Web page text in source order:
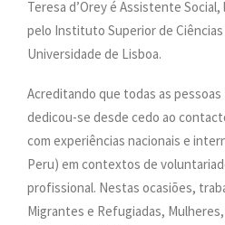
PESQUISAR
ONDE ESTAMOS
Teresa d’Orey é Assistente
pelo Instituto Superior de Ciências
Universidade de Lisboa.
Acreditando que todas as
dedicou-se desde cedo ao
com experiências nacionais e
Peru) em contextos de
profissional. Nestas ocasiões,
Migrantes e Refugiadas,